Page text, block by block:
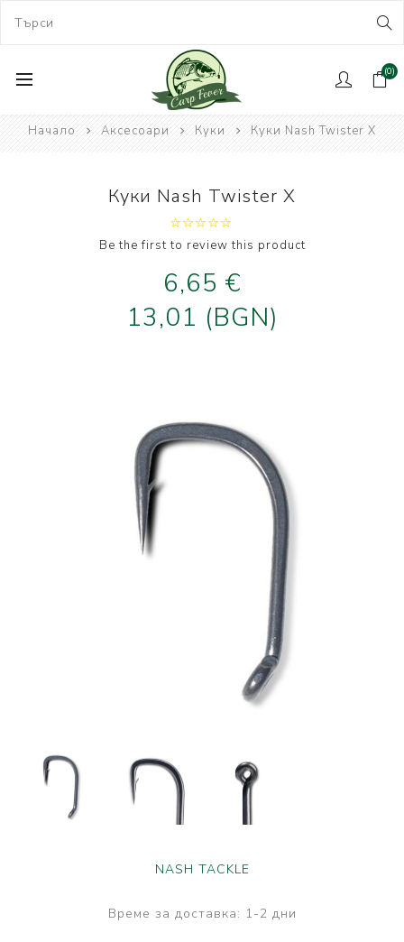
(0)
Начало Аксесоари Куки Куки Nash Twister X
Куки Nash Twister X
Be the first to review this product
6,65 €
13,01 (BGN)
NASH TACKLE
Време за доставка: 1-2 дни